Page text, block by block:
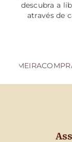
descubra a
através de